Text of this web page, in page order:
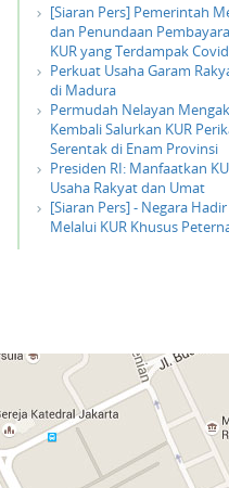
[Siaran Pers] Pemerintah
dan Penundaan
KUR yang Terdampak
Perkuat Usaha Garam
di Madura
Permudah Nelayan
Kembali Salurkan KUR
Serentak di Enam Provinsi
Presiden RI: Manfaatkan
Usaha Rakyat dan Umat
[Siaran Pers] - Negara
Melalui KUR Khusus
klik di sini